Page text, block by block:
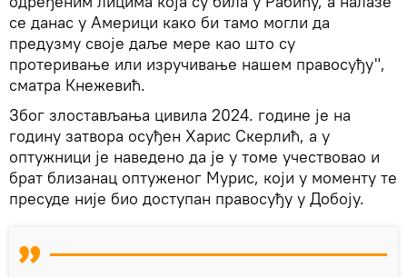
се данас у Америци како би тамо могли да
предузму своје даље мере као што су
протеривање или изручивање нашем правосуђу",
сматра Кнежевић.
Због злостављања цивила 2024. године је на
годину затвора осуђен Харис Скерлић, а у
оптужници је наведено да је у томе учествовао и
брат близанац оптуженог Мурис, који у моменту те
пресуде није био доступан правосуђу у Добоју.